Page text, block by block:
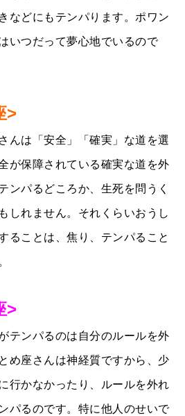
などにもテンパります。ポワン
いつだって夢心地でいるので
>
んは「安全」「確実」な道を選
が保障されている確実な道を外
ンパるどころか、生死を問うく
しれません。それくらいおうし
ることは、焦り、テンパること
>
テンパるのは自分のルールを外
め座さんは神経質ですから、少
行かなかったり、ルールを外れ
パるのです。特に他人のせいで